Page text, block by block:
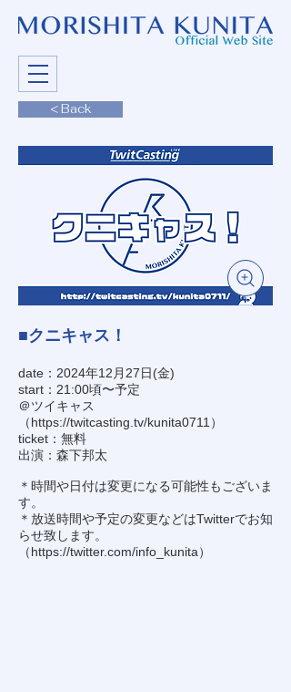
< Back
■クニキャス！
date：2024年12月27日(金)
start：21:00頃〜予定
＠ツイキャス
（https://twitcasting.tv/kunita0711 ）
ticket：無料
出演：森下邦太
＊時間や日付は変更になる可能性もございま
す。
＊放送時間や予定の変更などはTwitterでお知
らせ致します。
（https://twitter.com/info_kunita）